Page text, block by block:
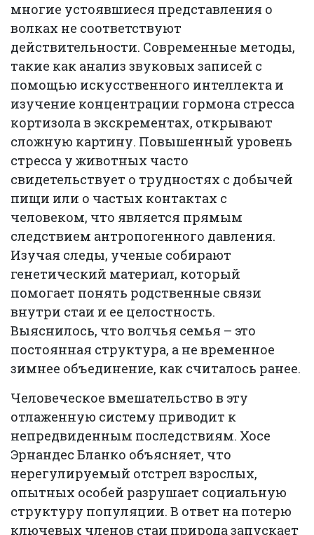
многие устоявшиеся представления о
волках не соответствуют
действительности. Современные методы,
такие как анализ звуковых записей с
помощью искусственного интеллекта и
изучение концентрации гормона стресса
кортизола в экскрементах, открывают
сложную картину. Повышенный уровень
стресса у животных часто
свидетельствует о трудностях с добычей
пищи или о частых контактах с
человеком, что является прямым
следствием антропогенного давления.
Изучая следы, ученые собирают
генетический материал, который
помогает понять родственные связи
внутри стаи и ее целостность.
Выяснилось, что волчья семья – это
постоянная структура, а не временное
зимнее объединение, как считалось ранее.
Человеческое вмешательство в эту
отлаженную систему приводит к
непредвиденным последствиям. Хосе
Эрнандес Бланко объясняет, что
нерегулируемый отстрел взрослых,
опытных особей разрушает социальную
структуру популяции. В ответ на потерю
ключевых членов стаи природа запускает